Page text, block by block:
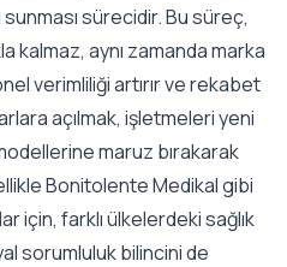
sürecidir. Bu süreç,
kalmaz, aynı zamanda marka
verimliliği artırır ve rekabet
açılmak, işletmeleri yeni
maruz bırakarak
Bonitolente Medikal gibi
için, farklı ülkelerdeki sağlık
sorumluluk bilincini de